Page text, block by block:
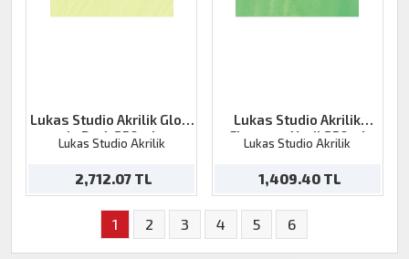
Lukas Studio Akrilik Glow
in Dark 250ml
Lukas Studio Akrilik
2,712.07 TL
Lukas Studio Akrilik
Florasan Yeşil 250ml
Lukas Studio Akrilik
1,409.40 TL
1 2 3 4 5 6